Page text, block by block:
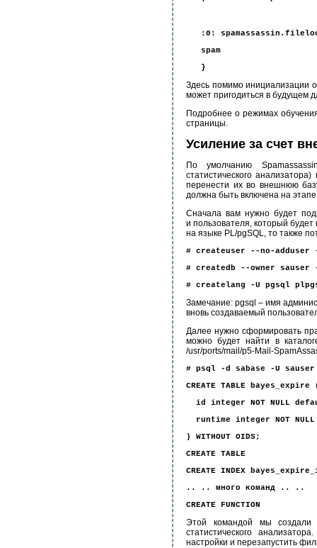
:0:
spam
}
Здесь помимо инициализации
может пригодиться в будущем
Подробнее о режимах
страницы.
Усиление за счет
По умолчанию
статистического
перенести их во внешнюю
должна быть включена на
Сначала вам нужно будет
и пользователя, который
на языке PL/pgSQL, то также
# createuser --no-adduser
# createdb --owner sauser
# createlang -U pgsql
Замечание: pgsql – имя
вновь создаваемый
Далее нужно сформировать
можно будет найти в
/usr/ports/mail/p5-Mail-
# psql -d sabase -U
CREATE TABLE bayes_expire
id integer NOT NULL
runtime integer NOT
) WITHOUT OIDS;
CREATE TABLE
CREATE INDEX
.. .. много команд .. ..
CREATE FUNCTION
Этой командой мы
статистического
настройки и перезапустить